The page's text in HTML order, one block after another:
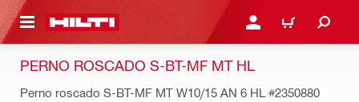
PRINCIPAL INICIE SESIÓN O
CARRITO
PERNO ROSCADO S-BT-MF MT HL
Perno roscado S-BT-MF MT W10/15 AN 6 HL #2350880